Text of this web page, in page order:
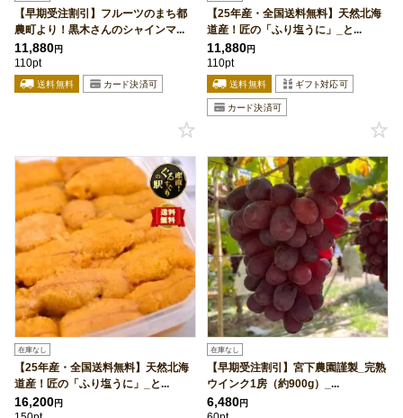
【早期受注割引】フルーツのまち都
農町より！黒木さんのシャインマ...
11,880円
110pt
【25年産・全国送料無料】天然北海
道産！匠の「ふり塩うに」_と...
11,880円
110pt
在庫なし
【25年産・全国送料無料】天然北海
道産！匠の「ふり塩うに」_と...
16,200円
在庫なし
【早期受注割引】宮下農園謹製_完熟
ウインク1房（約900g）_...
6,480円